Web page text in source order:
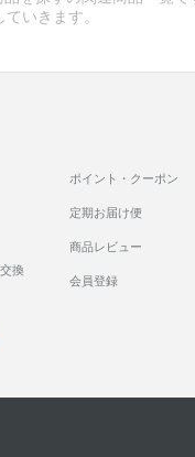
いきます。
換
ポイント・クーポン
定期お届け便
商品レビュー
会員登録